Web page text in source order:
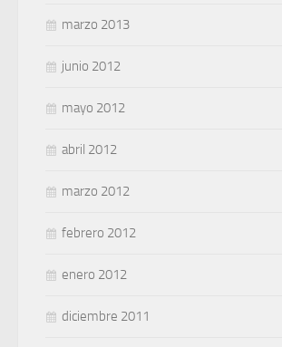
marzo 2013
junio 2012
mayo 2012
abril 2012
marzo 2012
febrero 2012
enero 2012
diciembre 2011